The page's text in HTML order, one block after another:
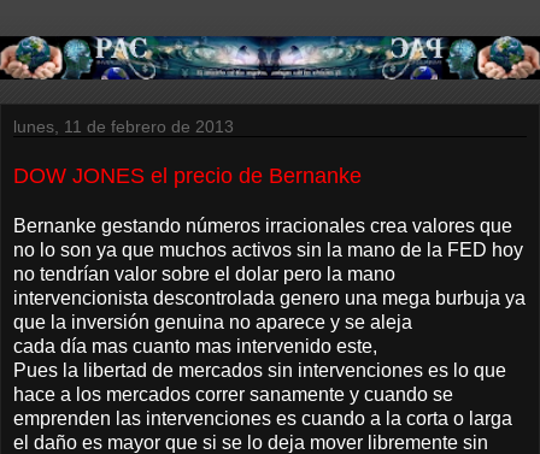
lunes, 11 de febrero de 2013
DOW JONES el precio de Bernanke
Bernanke gestando números irracionales crea valores que
no lo son ya que muchos activos sin la mano de la FED hoy
no tendrían valor sobre el dolar pero la mano
intervencionista descontrolada genero una mega burbuja ya
que la inversión genuina no aparece y se aleja
cada día mas cuanto mas intervenido este,
Pues la libertad de mercados sin intervenciones es lo que
hace a los mercados correr sanamente y cuando se
emprenden las intervenciones es cuando a la corta o larga
el daño es mayor que si se lo deja mover libremente sin